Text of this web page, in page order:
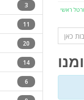
ראשי
3
11
20
14
6